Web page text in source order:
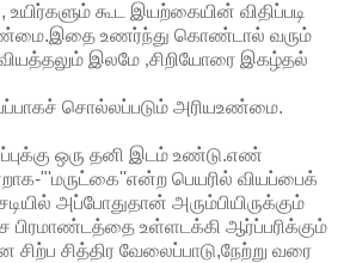
, உயிர்களும் கூட இயற்கையின் விதிப்படி
உணர்ந்து கொண்டால் வரும்
இலமே ,சிறியோரை இகழ்தல்
சொல்லப்படும் அரியஉண்மை.
ஒரு தனி இடம் உண்டு.எண்
-"'மருட்கை''என்ற பெயரில் வியப்பைக்
அப்போதுதான் அரும்பியிருக்கும்
பிரமாண்டத்தை உள்ளடக்கி ஆர்ப்பரிக்கும்
சிற்ப சித்திர வேலைப்பாடு,நேற்று வரை